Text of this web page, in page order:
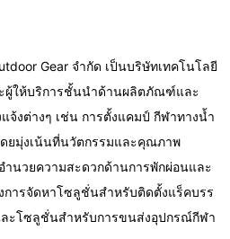
Gear จำกัด เป็นบริษัทเทคโนโลยี
ผู้ให้บริการชั้นนำด้านผลิตภัณฑ์และ
จ้งต่างๆ เช่น การตั้งแคมป์ กีฬาทางน้ำ
ยมุ่งเน้นที่นวัตกรรมและคุณภาพ
ำนวยความสะดวกด้านการพักผ่อนและ
การจัดหาโซลูชั่นสำหรับติดตั้งแร็คบรร
ะโซลูชั่นสำหรับการขนส่งอุปกรณ์กีฬา